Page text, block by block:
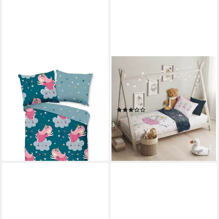
Kinderbettwäsche
PRINCESSE Bettwäsche-Set,
Renforcé, 2 teilig, Prinzessin
44,99 € 49,99 €
lieferbar - in 7-9 Werktagen bei dir
TEXPOT
Bettwäsche
Kinderbettwäsche Balerina
bedruckt Garnitur, 2 teilig
15,29 € UVP17,95 €
(7,65 €/ 1 Stk)
-15%
lieferbar - in 4-5 Werktagen bei dir